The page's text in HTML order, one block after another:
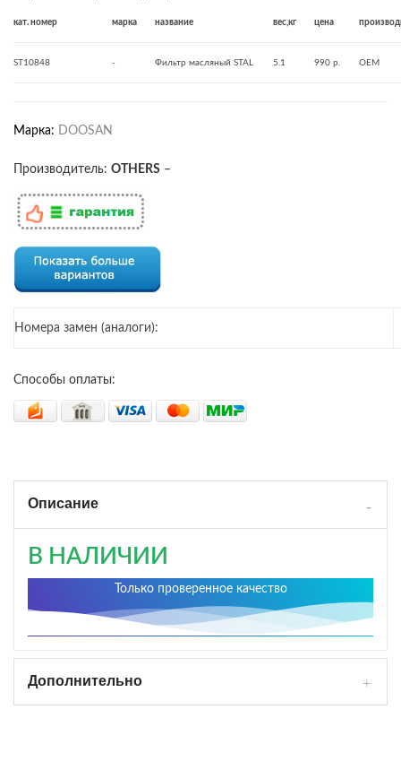
кат. номер марка название вес,кг цена
ST10848 - Фильтр масляный STAL 5.1 990 р. OEM
Марка: DOOSAN
Производитель: OTHERS –
Номера замен (аналоги):
Способы оплаты:
Описание
В НАЛИЧИИ
Только проверенное качество
Дополнительно